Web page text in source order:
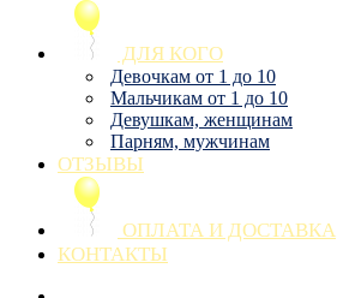
ДЛЯ КОГО
Девочкам от 1 до 10
Мальчикам от 1 до 10
Девушкам, женщинам
Парням, мужчинам
ОТЗЫВЫ
ОПЛАТА И ДОСТАВКА
КОНТАКТЫ